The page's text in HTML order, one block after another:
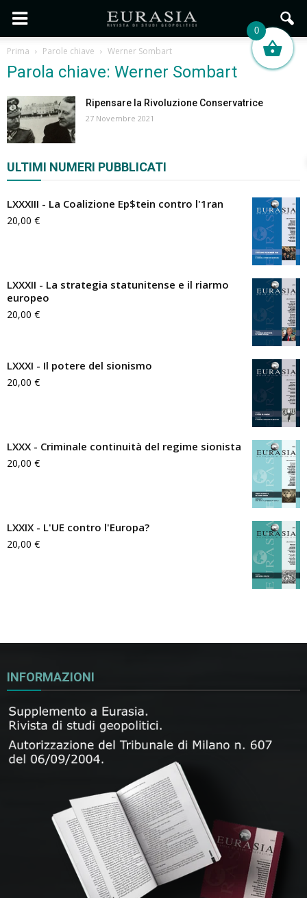
Prima Parole chiave Werner Sombart
Parola chiave: Werner Sombart
Ripensare la Rivoluzione Conservatrice
27 Novembre 2021
ULTIMI NUMERI PUBBLICATI
LXXXIII - La Coalizione Ep$tein contro l'1ran
20,00 €
LXXXII - La strategia statunitense e il riarmo
europeo
20,00 €
LXXXI - Il potere del sionismo
20,00 €
LXXX - Criminale continuità del regime sionista
20,00 €
LXXIX - L'UE contro l'Europa?
20,00 €
INFORMAZIONI
0